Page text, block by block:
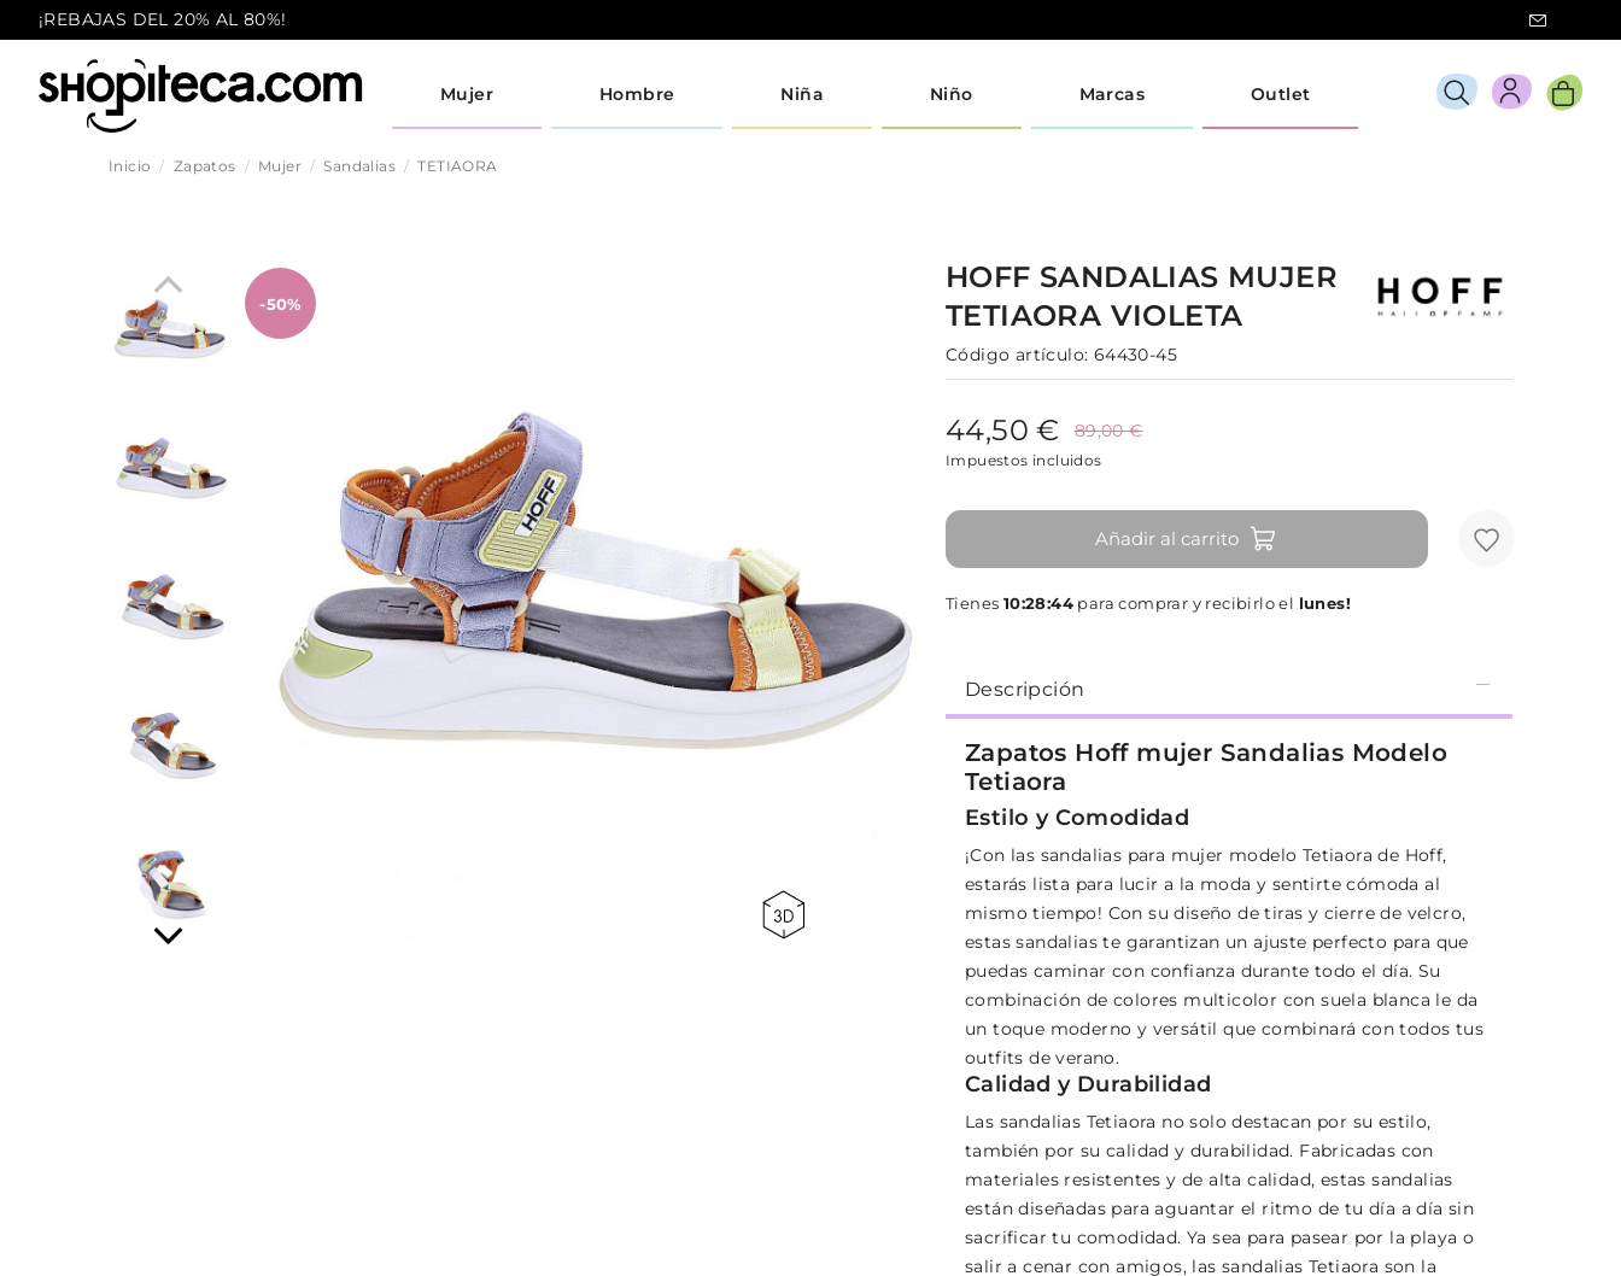
¡REBAJAS DEL 20% AL 80%!
Mujer Hombre Niña Niño Marcas Outlet
Inicio Zapatos Mujer Sandalias TETIAORA
-50%
HOFF SANDALIAS MUJER
TETIAORA VIOLETA
Código artículo: 64430-45
44,50 € 89,00 €
Impuestos incluidos
Añadir al carrito
Tienes 10:28:44 para comprar y recibirlo el lunes!
Descripción
Zapatos Hoff mujer Sandalias Modelo
Tetiaora
Estilo y Comodidad
¡Con las sandalias para mujer modelo Tetiaora de Hoff,
estarás lista para lucir a la moda y sentirte cómoda al
mismo tiempo! Con su diseño de tiras y cierre de velcro,
estas sandalias te garantizan un ajuste perfecto para que
puedas caminar con confianza durante todo el día. Su
combinación de colores multicolor con suela blanca le da
un toque moderno y versátil que combinará con todos tus
outfits de verano.
Calidad y Durabilidad
Las sandalias Tetiaora no solo destacan por su estilo,
también por su calidad y durabilidad. Fabricadas con
materiales resistentes y de alta calidad, estas sandalias
están diseñadas para aguantar el ritmo de tu día a día sin
sacrificar tu comodidad. Ya sea para pasear por la playa o
salir a cenar con amigos, las sandalias Tetiaora son la